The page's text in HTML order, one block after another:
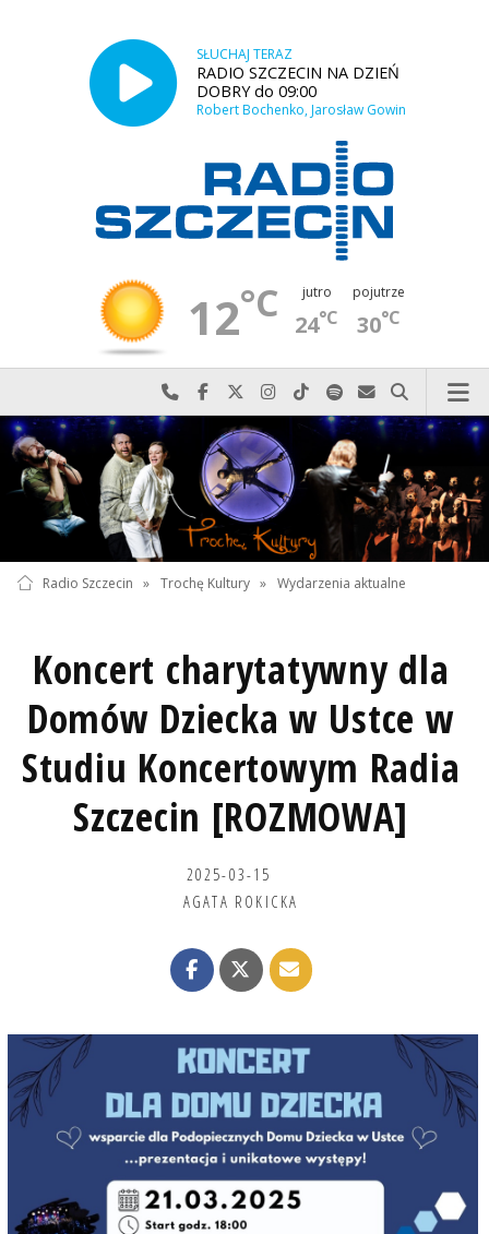
SŁUCHAJ TERAZ
RADIO SZCZECIN NA DZIEŃ
DOBRY do 09:00
Robert Bochenko, Jarosław Gowin
12°C jutro
24°C
pojutrze
30°C
Najlepiej po prostu do nas zadzwoń
Odwiedź nas na Facebook-u
Odwiedź nas na X
Odwiedź nas na Instagram-ie
Odwiedź nas na TikTok-u
Szukaj nas na Spotify
Wyślij do nas
Szukaj
Radio Szczecin » Trochę Kultury » Wydarzenia aktualne
Koncert charytatywny dla
Domów Dziecka w Ustce w
Studiu Koncertowym Radia
Szczecin [ROZMOWA]
2025-03-15
AGATA ROKICKA